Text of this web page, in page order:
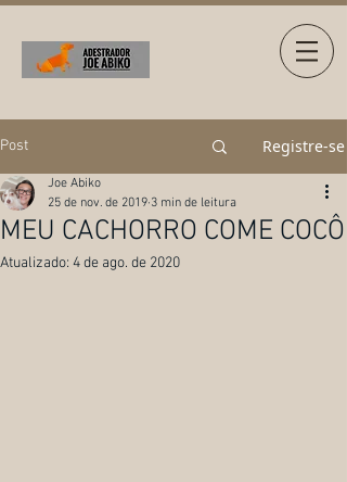
Post Registre-se
MEU CACHORRO COME COCÔ
Joe Abiko
25 de nov. de 2019 3 min de leitura
Atualizado: 4 de ago. de 2020